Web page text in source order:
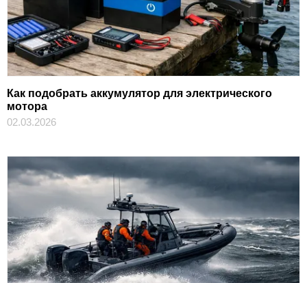
Как подобрать аккумулятор для электрического
мотора
02.03.2026